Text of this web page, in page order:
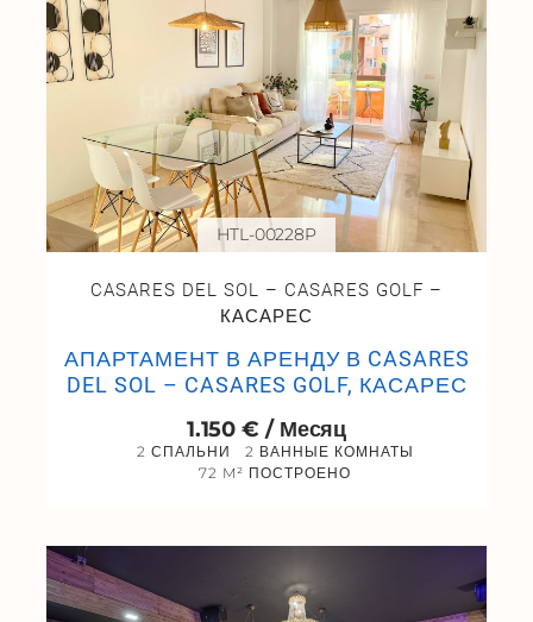
CASARES DEL SOL – CASARES GOLF –
КАСАРЕС
АПАРТАМЕНТ В АРЕНДУ В CASARES
DEL SOL – CASARES GOLF, КАСАРЕС
1.150 € / Месяц
2 СПАЛЬНИ
2 ВАННЫЕ КОМНАТЫ
72 M² ПОСТРОЕНО
HTL-00228P